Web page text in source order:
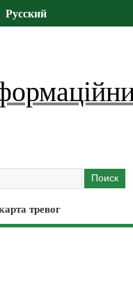
Русский
тревог